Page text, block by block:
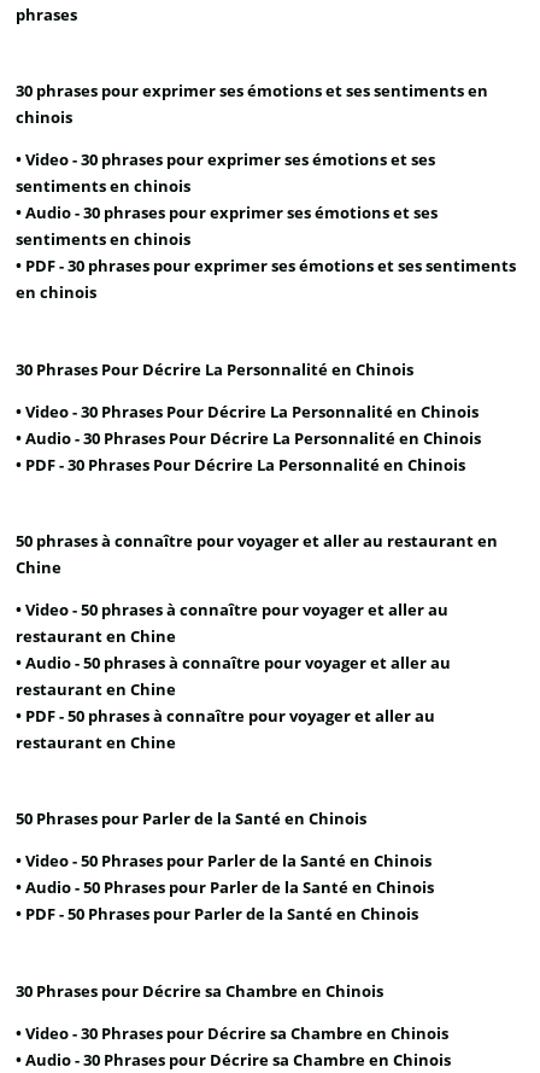
phrases
30 phrases pour exprimer ses émotions et ses sentiments en
chinois
• Video -30 phrases pour exprimer ses émotions et ses
sentiments en chinois
• Audio -30 phrases pour exprimer ses émotions et ses
sentiments en chinois
• PDF -30 phrases pour exprimer ses émotions et ses sentiments
en chinois
30 Phrases Pour Décrire La Personnalité en Chinois
• Video -30 Phrases Pour Décrire La Personnalité en Chinois
• Audio -30 Phrases Pour Décrire La Personnalité en Chinois
• PDF -30 Phrases Pour Décrire La Personnalité en Chinois
50 phrases à connaître pour voyager et aller au restaurant en
Chine
• Video -50 phrases à connaître pour voyager et aller au
restaurant en Chine
• Audio -50 phrases à connaître pour voyager et aller au
restaurant en Chine
• PDF -50 phrases à connaître pour voyager et aller au
restaurant en Chine
50 Phrases pour Parler de la Santé en Chinois
• Video -50 Phrases pour Parler de la Santé en Chinois
• Audio -50 Phrases pour Parler de la Santé en Chinois
• PDF -50 Phrases pour Parler de la Santé en Chinois
30 Phrases pour Décrire sa Chambre en Chinois
• Video -30 Phrases pour Décrire sa Chambre en Chinois
• Audio -30 Phrases pour Décrire sa Chambre en Chinois